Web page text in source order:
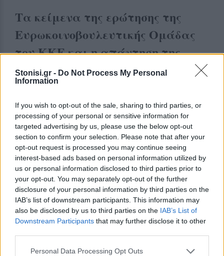
Stonisi.gr - Do Not Process My Personal
Information
If you wish to opt-out of the sale, sharing to third parties, or
processing of your personal or sensitive information for
targeted advertising by us, please use the below opt-out
section to confirm your selection. Please note that after your
opt-out request is processed you may continue seeing
interest-based ads based on personal information utilized by
us or personal information disclosed to third parties prior to
your opt-out. You may separately opt-out of the further
disclosure of your personal information by third parties on the
IAB’s list of downstream participants. This information may
also be disclosed by us to third parties on the IAB’s List of
Downstream Participants that may further disclose it to other
Personal Data Processing Opt Outs
Τα κείμενα της ερώτησης της
Ευρωκοινοβουλευτικής Ομάδας
του ΚΚΕ και η απάντηση της
Επιτροπής
001211/2026προς την Επιτροπή
Άρθρο 144 του Κανονισμού
Κώστας Παπαδάκης (NI)
Σε κατάσταση πολιορκίας βρίσκονται οι
κτηνοτρόφοι της Λέσβου, καθώς η κυβέρνηση
επέβαλε πλήρες και καθολικό λοκ ντάουν λόγω
του αφθώδους πυρετού, απαγορεύοντας την έξοδο
κάθε ζωοκομικού προϊόντος από το νησί.